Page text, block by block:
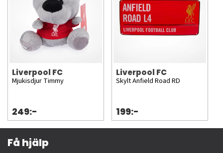
Liverpool FC
Mjukisdjur Timmy
249:-
Liverpool FC
Skylt Anfield Road RD
199:-
Få hjälp